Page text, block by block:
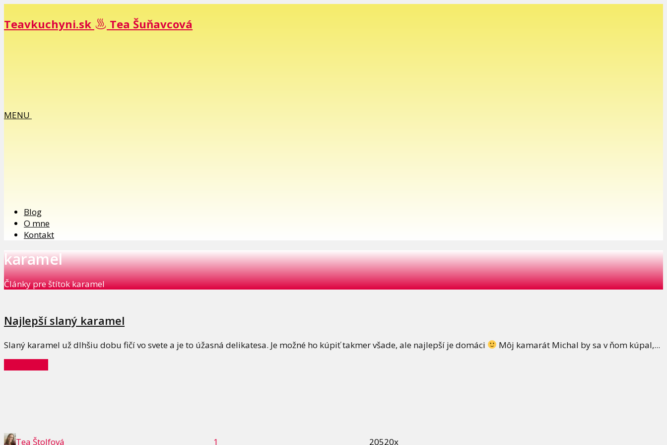
Teavkuchyni.sk Tea Šuňavcová
MENU
Blog
O mne
Kontakt
karamel
Články pre štítok karamel
Najlepší slaný karamel
Slaný karamel už dlhšiu dobu fičí vo svete a je to úžasná delikatesa. Je možné ho kúpiť takmer všade, ale najlepší je domáci
Môj kamarát Michal by sa v ňom kúpal,...
Tea Štolfová 1 20520x